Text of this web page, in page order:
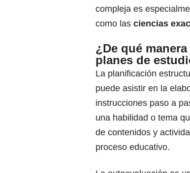
compleja es
como las ciencias
¿De qué
planes de
La planificación
puede asistir en la
instrucciones paso a
una habilidad o tema
de contenidos y
proceso educativo.